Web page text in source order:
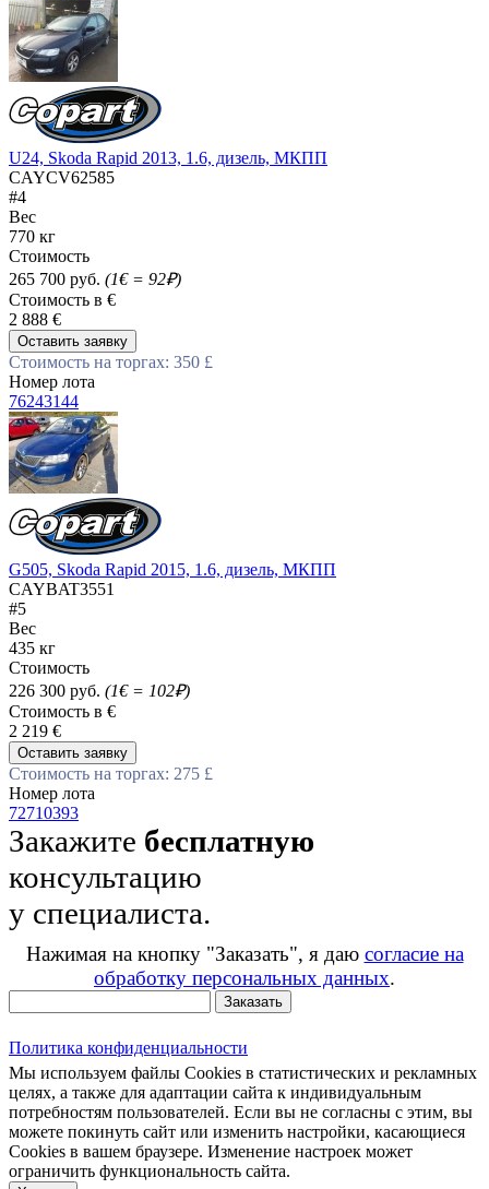
U24, Skoda Rapid 2013, 1.6, дизель, МКПП
CAYCV62585
#4
Вес
770 кг
Стоимость
265 700 руб. (1€ = 92₽)
Стоимость в €
2 888 €
Оставить заявку
Стоимость на торгах: 350 £
Номер лота
76243144
G505, Skoda Rapid 2015, 1.6, дизель, МКПП
CAYBAT3551
#5
Вес
435 кг
Стоимость
226 300 руб. (1€ = 102₽)
Стоимость в €
2 219 €
Оставить заявку
Стоимость на торгах: 275 £
Номер лота
72710393
Закажите бесплатную
консультацию
у специалиста.
Нажимая на кнопку "Заказать", я даю согласие на
обработку персональных данных.
Заказать
Политика конфиденциальности
Мы используем файлы Cookies в статистических и рекламных
целях, а также для адаптации сайта к индивидуальным
потребностям пользователей. Если вы не согласны с этим, вы
можете покинуть сайт или изменить настройки, касающиеся
Cookies в вашем браузере. Изменение настроек может
ограничить функциональность сайта.